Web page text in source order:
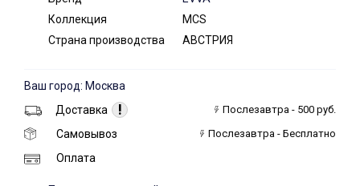
Коллекция
MCS
Страна производства
АВСТРИЯ
Ваш город: Москва
Доставка
! Послезавтра - 500 руб.
Самовывоз Послезавтра - Бесплатно
Оплата